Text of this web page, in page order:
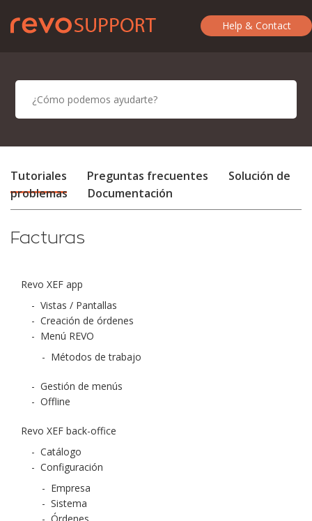
Help & Contact
Tutoriales Preguntas frecuentes
Solución de
problemas
Documentación
Facturas
Revo XEF app
- Vistas / Pantallas
- Creación de órdenes
- Menú REVO
- Métodos de trabajo
- Gestión de menús
- Offline
Revo XEF back-office
- Catálogo
- Configuración
- Empresa
- Sistema